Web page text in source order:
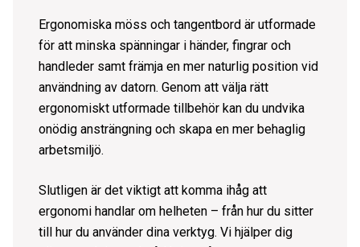
Ergonomiska möss och tangentbord är utformade
för att minska spänningar i händer, fingrar och
handleder samt främja en mer naturlig position vid
användning av datorn. Genom att välja rätt
ergonomiskt utformade tillbehör kan du undvika
onödig ansträngning och skapa en mer behaglig
arbetsmiljö.
Slutligen är det viktigt att komma ihåg att
ergonomi handlar om helheten – från hur du sitter
till hur du använder dina verktyg. Vi hjälper dig